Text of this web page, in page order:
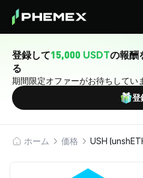
登録して15,000 USDTの報酬
る
期間限定オファーがお待ちしてい
登
ホーム 価格